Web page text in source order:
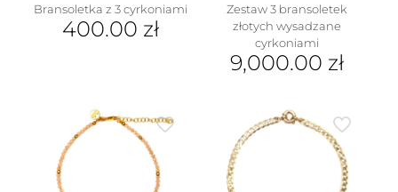
Bransoletka z 3 cyrkoniami
400.00 zł
Zestaw 3 bransoletek
złotych wysadzane
cyrkoniami
9,000.00 zł